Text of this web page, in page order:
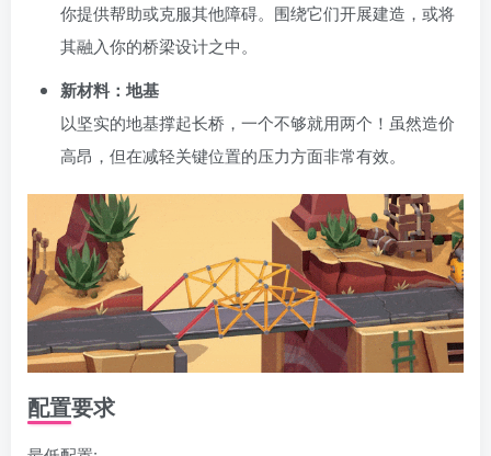
你提供帮助或克服其他障碍。围绕它们开展建造，或将
其融入你的桥梁设计之中。
新材料：地基
以坚实的地基撑起长桥，一个不够就用两个！虽然造价
高昂，但在减轻关键位置的压力方面非常有效。
配置要求